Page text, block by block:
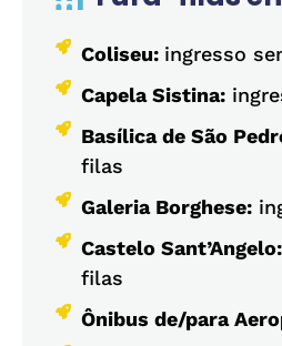
Coliseu: ingresso
Capela Sistina:
Basílica de São
filas
Galeria Borghese:
Castelo Sant’Angelo:
filas
Ônibus de/para